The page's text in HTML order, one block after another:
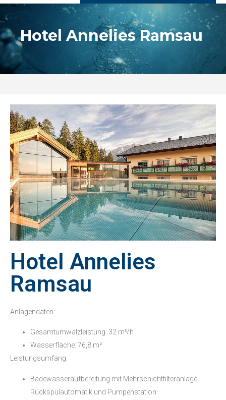
Hotel Annelies Ramsau
Hotel Annelies
Ramsau
Anlagendaten:
Gesamtumwälzleistung: 32 m³/h
Wasserfläche: 76,8 m²
Leistungsumfang:
Badewasseraufbereitung mit Mehrschichtfilteranlage,
Rückspülautomatik und Pumpenstation